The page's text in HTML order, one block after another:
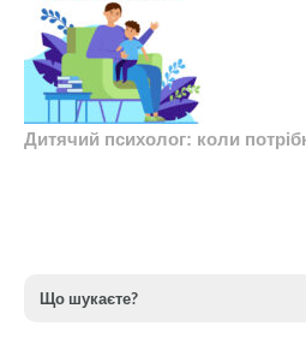
Дитячий психолог: коли